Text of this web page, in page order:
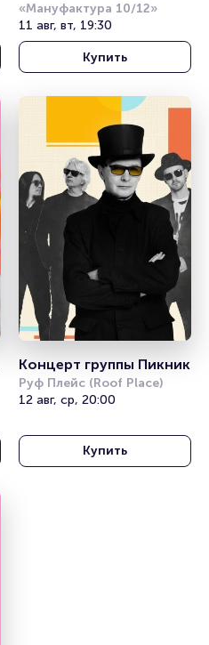
Sound
«Мануфактура 10/12»
11 авг, вт, 19:30
Купить
Концерт группы Пикник
Руф Плейс (Roof Place)
12 авг, ср, 20:00
Купить